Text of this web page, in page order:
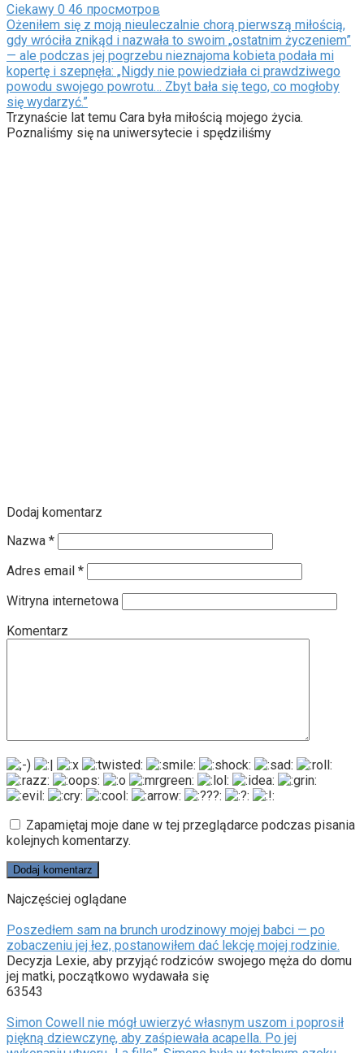
Ciekawy 0 46 просмотров
Ożeniłem się z moją nieuleczalnie chorą pierwszą miłością,
gdy wróciła znikąd i nazwała to swoim „ostatnim życzeniem”
— ale podczas jej pogrzebu nieznajoma kobieta podała mi
kopertę i szepnęła: „Nigdy nie powiedziała ci prawdziwego
powodu swojego powrotu… Zbyt bała się tego, co mogłoby
się wydarzyć.”
Trzynaście lat temu Cara była miłością mojego życia.
Poznaliśmy się na uniwersytecie i spędziliśmy
Dodaj komentarz
Nazwa *
Adres email *
Witryna internetowa
Komentarz
Zapamiętaj moje dane w tej przeglądarce podczas pisania
kolejnych komentarzy.
Najczęściej oglądane
Poszedłem sam na brunch urodzinowy mojej babci — po
zobaczeniu jej łez, postanowiłem dać lekcję mojej rodzinie.
Decyzja Lexie, aby przyjąć rodziców swojego męża do domu
jej matki, początkowo wydawała się
63543
Simon Cowell nie mógł uwierzyć własnym uszom i poprosił
piękną dziewczynę, aby zaśpiewała acapella. Po jej